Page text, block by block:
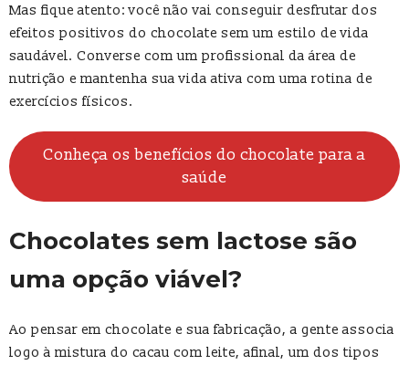
Mas fique atento: você não vai conseguir desfrutar dos
efeitos positivos do chocolate sem um estilo de vida
saudável. Converse com um profissional da área de
nutrição e mantenha sua vida ativa com uma rotina de
exercícios físicos.
Conheça os benefícios do chocolate para a
saúde
Chocolates sem lactose são
uma opção viável?
Ao pensar em chocolate e sua fabricação, a gente associa
logo à mistura do cacau com leite, afinal, um dos tipos